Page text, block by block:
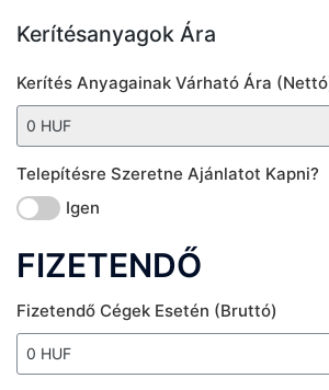
Kerítésanyagok Ára
Kerítés Anyagainak Várható Ára
Telepítésre Szeretne Ajánlatot Kapni?
Igen
FIZETENDŐ
Fizetendő Cégek Esetén (bruttó)